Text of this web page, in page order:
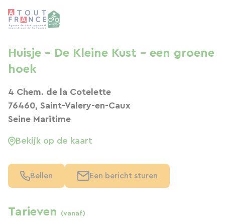
Huisje - De Kleine Kust - een groene
hoek
4 Chem. de la Cotelette
76460, Saint-Valery-en-Caux
Seine Maritime
Bekijk op de kaart
Bellen Een bericht sturen
Tarieven (vanaf)